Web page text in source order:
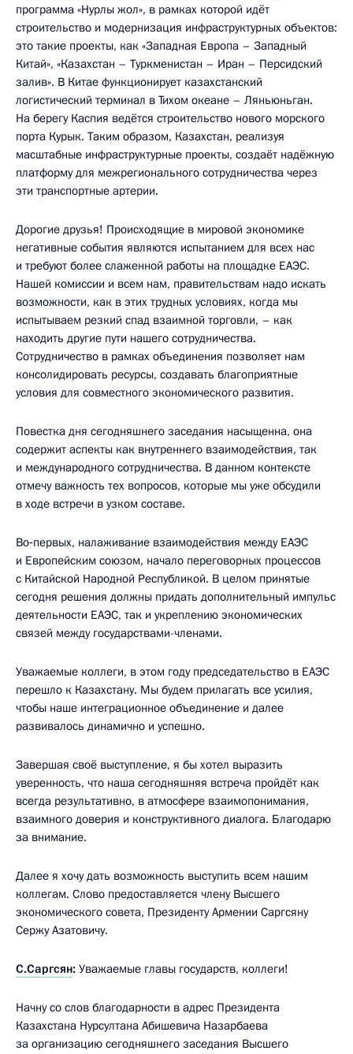
программа «Нурлы жол», в рамках которой идёт
строительство и модернизация инфраструктурных объектов:
это такие проекты, как «Западная Европа – Западный
Китай», «Казахстан – Туркменистан – Иран – Персидский
залив». В Китае функционирует казахстанский
логистический терминал в Тихом океане – Ляньюньган.
На берегу Каспия ведётся строительство нового морского
порта Курык. Таким образом, Казахстан, реализуя
масштабные инфраструктурные проекты, создаёт надёжную
платформу для межрегионального сотрудничества через
эти транспортные артерии.
Дорогие друзья! Происходящие в мировой экономике
негативные события являются испытанием для всех нас
и требуют более слаженной работы на площадке ЕАЭС.
Нашей комиссии и всем нам, правительствам надо искать
возможности, как в этих трудных условиях, когда мы
испытываем резкий спад взаимной торговли, – как
находить другие пути нашего сотрудничества.
Сотрудничество в рамках объединения позволяет нам
консолидировать ресурсы, создавать благоприятные
условия для совместного экономического развития.
Повестка дня сегодняшнего заседания насыщенна, она
содержит аспекты как внутреннего взаимодействия, так
и международного сотрудничества. В данном контексте
отмечу важность тех вопросов, которые мы уже обсудили
в ходе встречи в узком составе.
Во‑первых, налаживание взаимодействия между ЕАЭС
и Европейским союзом, начало переговорных процессов
с Китайской Народной Республикой. В целом принятые
сегодня решения должны придать дополнительный импульс
деятельности ЕАЭС, так и укреплению экономических
связей между государствами-членами.
Уважаемые коллеги, в этом году председательство в ЕАЭС
перешло к Казахстану. Мы будем прилагать все усилия,
чтобы наше интеграционное объединение и далее
развивалось динамично и успешно.
Завершая своё выступление, я бы хотел выразить
уверенность, что наша сегодняшняя встреча пройдёт как
всегда результативно, в атмосфере взаимопонимания,
взаимного доверия и конструктивного диалога. Благодарю
за внимание.
Далее я хочу дать возможность выступить всем нашим
коллегам. Слово предоставляется члену Высшего
экономического совета, Президенту Армении Саргсяну
Сержу Азатовичу.
С.Саргсян: Уважаемые главы государств, коллеги!
Начну со слов благодарности в адрес Президента
Казахстана Нурсултана Абишевича Назарбаева
за организацию сегодняшнего заседания Высшего